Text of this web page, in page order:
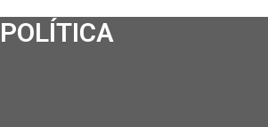
POLÍTICA